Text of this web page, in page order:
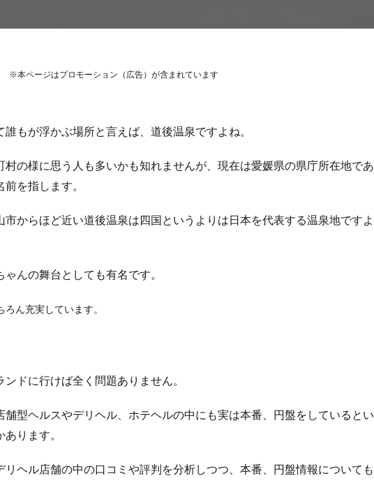
※本ページはプロモーション（広告）が含まれています
もが浮かぶ場所と言えば、道後温泉ですよね。
の様に思う人も多いかも知れませんが、現在は愛媛県の県庁所在地であ
を指します。
市からほど近い道後温泉は四国というよりは日本を代表する温泉地ですよ
んの舞台としても有名です。
ん充実しています。
ドに行けば全く問題ありません。
舗型ヘルスやデリヘル、ホテヘルの中にも実は本番、円盤をしているとい
ります。
ヘル店舗の中の口コミや評判を分析しつつ、本番、円盤情報についても